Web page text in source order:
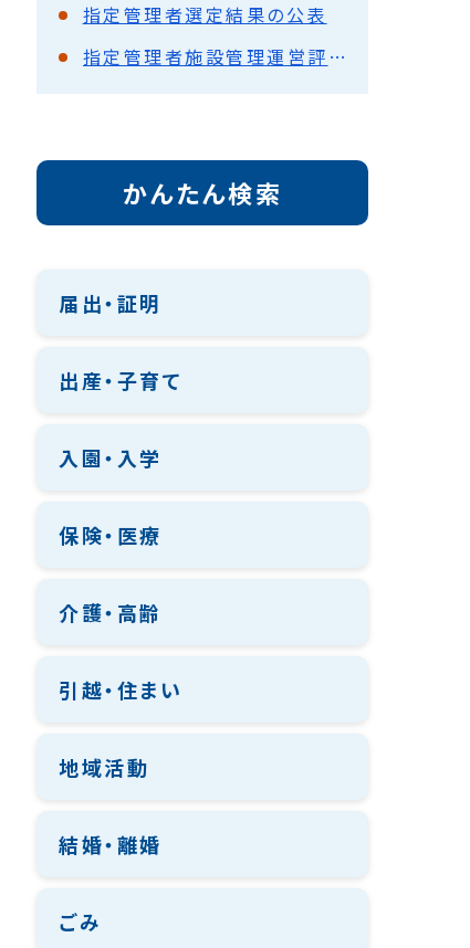
指定管理者選定結果の公表
指定管理者施設管理運営評価結果
かんたん検索
届出・証明
出産・子育て
入園・入学
保険・医療
介護・高齢
引越・住まい
地域活動
結婚・離婚
ごみ